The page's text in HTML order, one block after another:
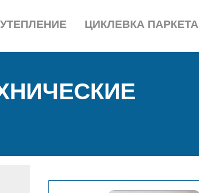
ЦИКЛЕВКА ПАРКЕТА
УТЕПЛЕНИЕ